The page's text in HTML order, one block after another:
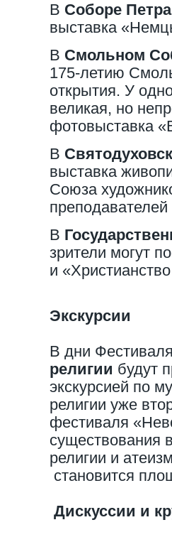
В Соборе
выставка
В Смольном
175-летию
открытия. У
великая, но
фотовыставка
В
выставка
Союза
В
зрители могут
и
Экскурсии
В дни
религии будут
экскурсией по
религии уже
фестиваля
существования
религии и
становится
Дискуссии и